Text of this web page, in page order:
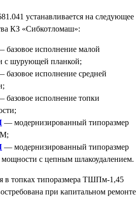
устанавливается на следующее
КЗ «Сибкотломаш»:
базовое исполнение малой
с шурующей планкой;
базовое исполнение средней
базовое исполнение топки
— модернизированный типоразмер
М;
— модернизированный типоразмер
с цепным шлакоудалением.
в топках типоразмера ТШПм-1,45
при капитальном ремонте